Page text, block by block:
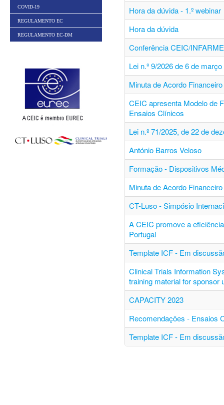
COVID-19
REGULAMENTO EC
REGULAMENTO EC-DM
Hora da dúvida - 1.º webinar
Hora da dúvida
Conferência CEIC/
Lei n.º 9/2026 de 6 de março
Minuta de Acordo
CEIC apresenta Modelo de
Ensaios Clínicos
Lei n.º 71/2025, de 22 de
António Barros Veloso
Formação - Dispositivos
Minuta de Acordo
CT-Luso - Simpósio
A CEIC promove a
Portugal
Template ICF - Em
Clinical Trials Information
training material for sponsor
CAPACITY 2023
Recomendações - Ensaios
Template ICF - Em